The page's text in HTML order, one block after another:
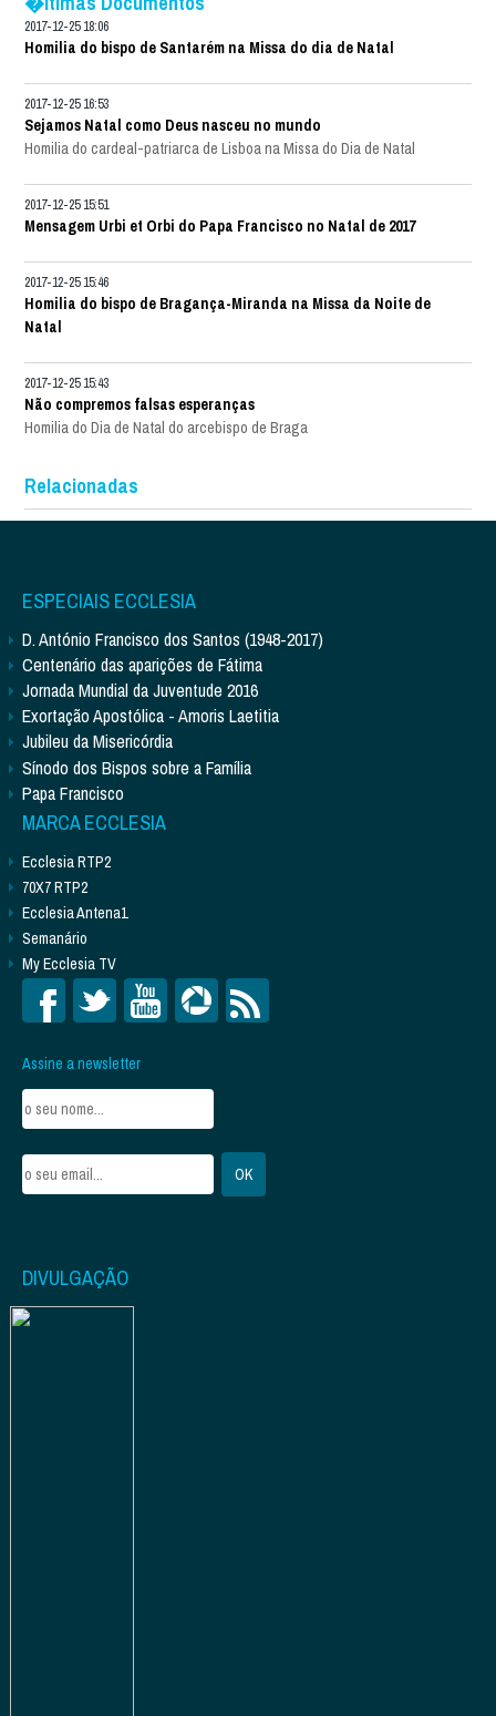
2017-12-25 18:06
Homilia do bispo de Santarém na Missa do dia de Natal
2017-12-25 16:53
Sejamos Natal como Deus nasceu no mundo
Homilia do cardeal-patriarca de Lisboa na Missa do Dia de Natal
2017-12-25 15:51
Mensagem Urbi et Orbi do Papa Francisco no Natal de 2017
2017-12-25 15:46
Homilia do bispo de Bragança-Miranda na Missa da Noite de
Natal
2017-12-25 15:43
Não compremos falsas esperanças
Homilia do Dia de Natal do arcebispo de Braga
Relacionadas
ESPECIAIS ECCLESIA
D. António Francisco dos Santos (1948-2017)
Centenário das aparições de Fátima
Jornada Mundial da Juventude 2016
Exortação Apostólica - Amoris Laetitia
Jubileu da Misericórdia
Sínodo dos Bispos sobre a Família
Papa Francisco
MARCA ECCLESIA
Ecclesia RTP2
70X7 RTP2
Ecclesia Antena1
Semanário
My Ecclesia TV
Assine a newsletter
DIVULGAÇÃO